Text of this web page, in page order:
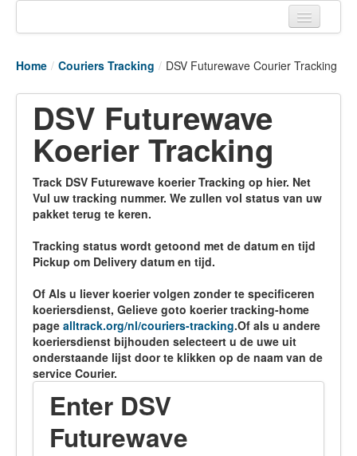
Tracking links
Couriers Tracking
Air Cargo Tracking
Vessel Tracking
Port Of Calls
Home / Couriers Tracking / DSV Futurewave Courier Tracking
DSV Futurewave
Koerier Tracking
Track DSV Futurewave koerier Tracking op hier. Net
Vul uw tracking nummer. We zullen vol status van uw
pakket terug te keren.
Tracking status wordt getoond met de datum en tijd
Pickup om Delivery datum en tijd.
Of Als u liever koerier volgen zonder te specificeren
koeriersdienst, Gelieve goto koerier tracking-home
page alltrack.org/nl/couriers-tracking.Of als u andere
koeriersdienst bijhouden selecteert u de uwe uit
onderstaande lijst door te klikken op de naam van de
service Courier.
Enter DSV
Futurewave